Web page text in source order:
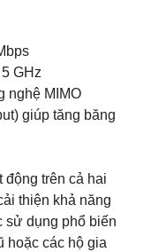
GHz
nghệ MIMO
giúp tăng băng
động trên cả hai
thiện khả năng
sử dụng phổ biến
hoặc các hộ gia